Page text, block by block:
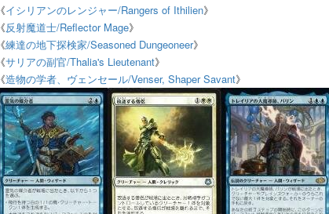
《イシリアンのレンジャー/Rangers of Ithilien》
《反射魔道士/Reflector Mage》
《練達の地下探検家/Seasoned Dungeoneer》
《サリアの副官/Thalia's Lieutenant》
《造物の学者、ヴェンセール/Venser, Shaper Savant》